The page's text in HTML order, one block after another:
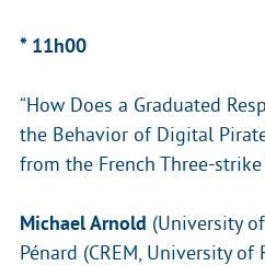
* 11h00
“How Does a Graduated
the Behavior of Digital
from the French Three-strike
Michael Arnold (University
Pénard (CREM, University of